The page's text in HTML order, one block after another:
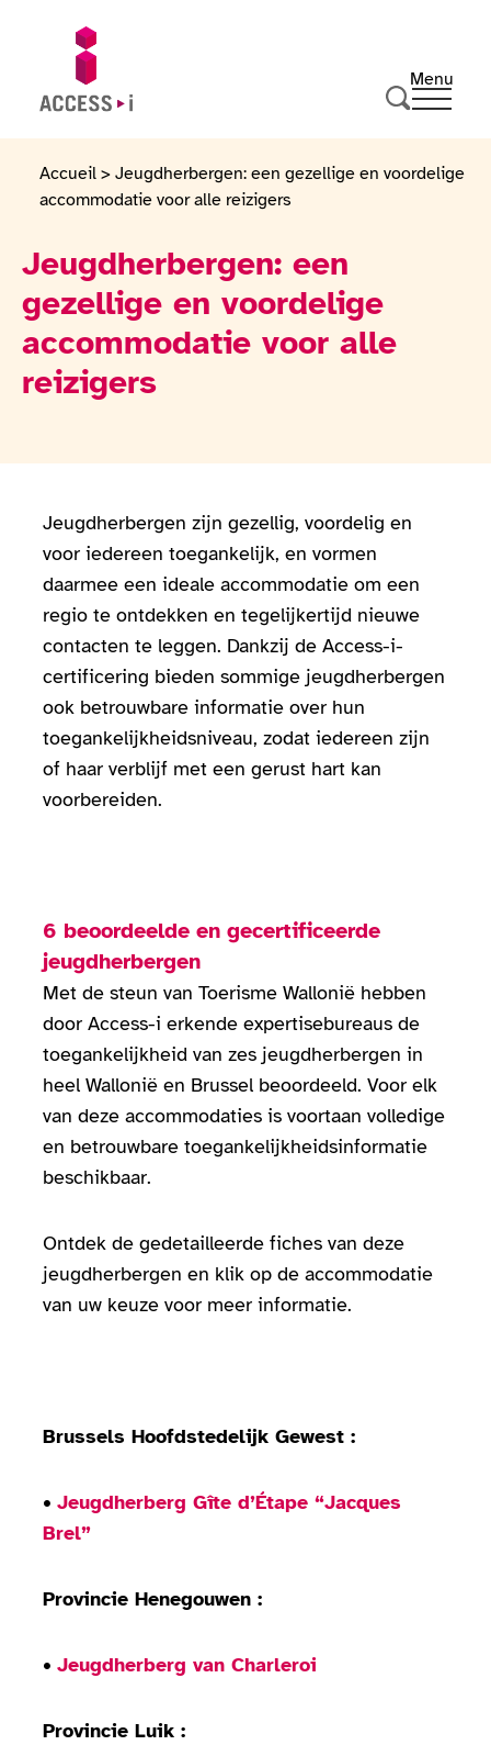
Naar de inhoud gaan
Menu
Ouvrir
Accueil > Jeugdherbergen: een gezellige en voordelige
accommodatie voor alle reizigers
Jeugdherbergen: een
gezellige en voordelige
accommodatie voor alle
reizigers
Jeugdherbergen zijn gezellig, voordelig en
voor iedereen toegankelijk, en vormen
daarmee een ideale accommodatie om een
regio te ontdekken en tegelijkertijd nieuwe
contacten te leggen. Dankzij de Access-i-
certificering bieden sommige jeugdherbergen
ook betrouwbare informatie over hun
toegankelijkheidsniveau, zodat iedereen zijn
of haar verblijf met een gerust hart kan
voorbereiden.
6 beoordeelde en gecertificeerde
jeugdherbergen
Met de steun van Toerisme Wallonië hebben
door Access-i erkende expertisebureaus de
toegankelijkheid van zes jeugdherbergen in
heel Wallonië en Brussel beoordeeld. Voor elk
van deze accommodaties is voortaan volledige
en betrouwbare toegankelijkheidsinformatie
beschikbaar.
Ontdek de gedetailleerde fiches van deze
jeugdherbergen en klik op de accommodatie
van uw keuze voor meer informatie.
Brussels Hoofdstedelijk Gewest :
• Jeugdherberg Gîte d’Étape “Jacques
Brel”
Provincie Henegouwen :
• Jeugdherberg van Charleroi
Provincie Luik :